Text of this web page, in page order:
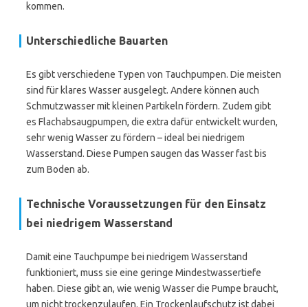
kommen.
Unterschiedliche Bauarten
Es gibt verschiedene Typen von Tauchpumpen. Die meisten
sind für klares Wasser ausgelegt. Andere können auch
Schmutzwasser mit kleinen Partikeln fördern. Zudem gibt
es Flachabsaugpumpen, die extra dafür entwickelt wurden,
sehr wenig Wasser zu fördern – ideal bei niedrigem
Wasserstand. Diese Pumpen saugen das Wasser fast bis
zum Boden ab.
Technische Voraussetzungen für den Einsatz
bei niedrigem Wasserstand
Damit eine Tauchpumpe bei niedrigem Wasserstand
funktioniert, muss sie eine geringe Mindestwassertiefe
haben. Diese gibt an, wie wenig Wasser die Pumpe braucht,
um nicht trockenzulaufen. Ein Trockenlaufschutz ist dabei